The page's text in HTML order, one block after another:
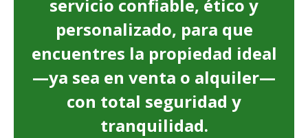
servicio confiable, ético y
personalizado, para que
encuentres la propiedad ideal
—ya sea en venta o alquiler—
con total seguridad y
tranquilidad.